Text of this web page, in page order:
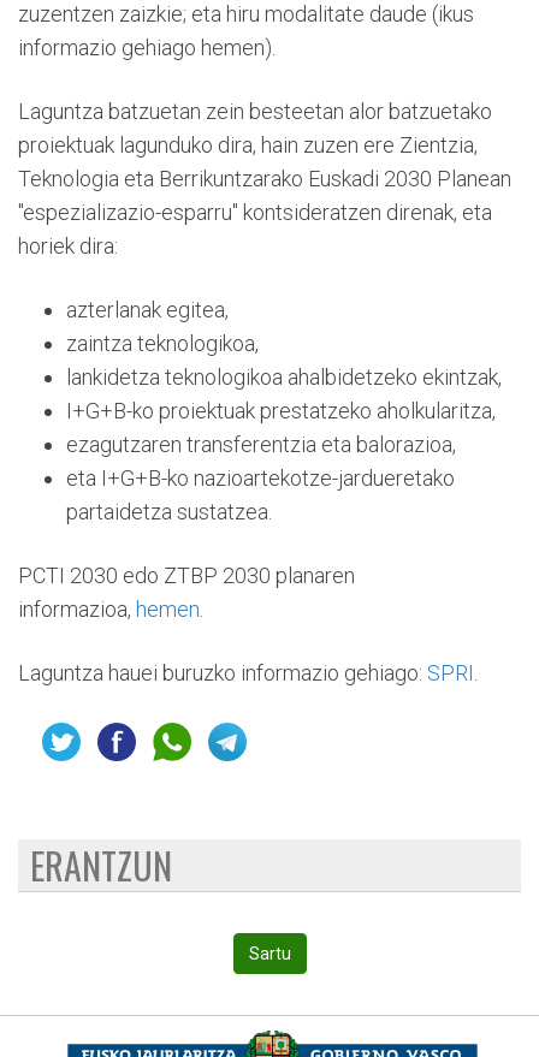
zuzentzen zaizkie; eta hiru modalitate daude (ikus
informazio gehiago hemen).
Laguntza batzuetan zein besteetan alor batzuetako
proiektuak lagunduko dira, hain zuzen ere Zientzia,
Teknologia eta Berrikuntzarako Euskadi 2030 Planean
"espezializazio-esparru" kontsideratzen direnak, eta
horiek dira:
azterlanak egitea,
zaintza teknologikoa,
lankidetza teknologikoa ahalbidetzeko ekintzak,
I+G+B-ko proiektuak prestatzeko aholkularitza,
ezagutzaren transferentzia eta balorazioa,
eta I+G+B-ko nazioartekotze-jardueretako
partaidetza sustatzea.
PCTI 2030 edo ZTBP 2030 planaren
informazioa, hemen
Laguntza hauei buruzko informazio gehiago: SPRI
ERANTZUN
Sartu